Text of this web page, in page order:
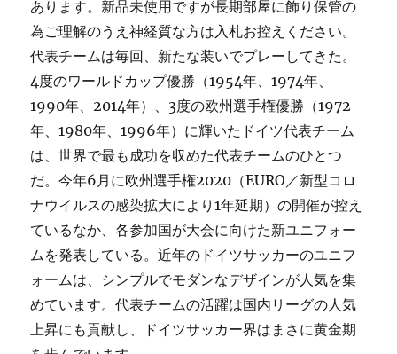
あります。新品未使用ですが長期部屋に飾り保管の
為ご理解のうえ神経質な方は入札お控えください。
代表チームは毎回、新たな装いでプレーしてきた。
4度のワールドカップ優勝（1954年、1974年、
1990年、2014年）、3度の欧州選手権優勝（1972
年、1980年、1996年）に輝いたドイツ代表チーム
は、世界で最も成功を収めた代表チームのひとつ
だ。今年6月に欧州選手権2020（EURO／新型コロ
ナウイルスの感染拡大により1年延期）の開催が控え
ているなか、各参加国が大会に向けた新ユニフォー
ムを発表している。近年のドイツサッカーのユニフ
ォームは、シンプルでモダンなデザインが人気を集
めています。代表チームの活躍は国内リーグの人気
上昇にも貢献し、ドイツサッカー界はまさに黄金期